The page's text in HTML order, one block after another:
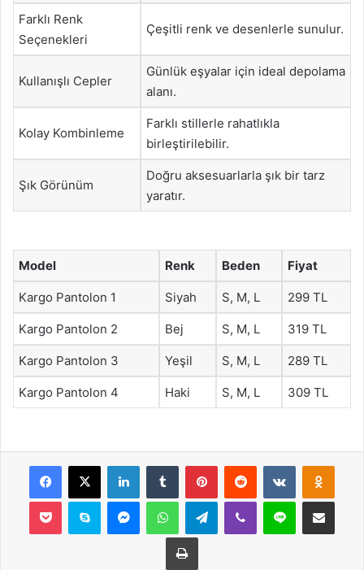
Farklı Renk
Seçenekleri
Çeşitli renk ve desenlerle sunulur.
Kullanışlı Cepler
Günlük eşyalar için ideal depolama
alanı.
Kolay Kombinleme
Farklı stillerle rahatlıkla
birleştirilebilir.
Şık Görünüm
Doğru aksesuarlarla şık bir tarz
yaratır.
Model Renk Beden Fiyat
Kargo Pantolon 1 Siyah S, M, L 299 TL
Kargo Pantolon 2 Bej S, M, L 319 TL
Kargo Pantolon 3 Yeşil S, M, L 289 TL
Kargo Pantolon 4 Haki S, M, L 309 TL
Facebook
X LinkedInTumblr PinterestReddit VKontakte
Pocket Skype MessengerWhatsAppTelegramViber Line E-Posta ile
Yazdır